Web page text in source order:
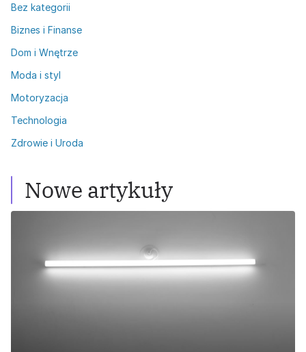
Bez kategorii
Biznes i Finanse
Dom i Wnętrze
Moda i styl
Motoryzacja
Technologia
Zdrowie i Uroda
Nowe artykuły